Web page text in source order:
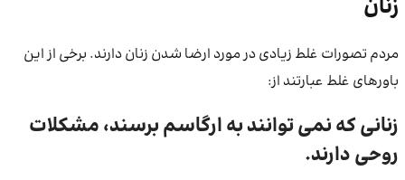
زنان
مردم تصورات غلط زیادی در مورد ارضا شدن زنان دارند. برخی از این
باورهای غلط عبارتند از:
زنانی که نمی توانند به ارگاسم برسند، مشکلات
روحی دارند.